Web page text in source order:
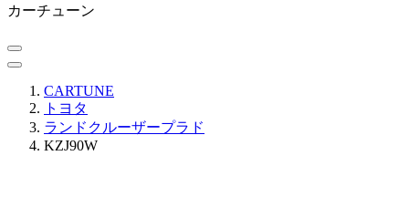
カーチューン
CARTUNE
トヨタ
ランドクルーザープラド
KZJ90W